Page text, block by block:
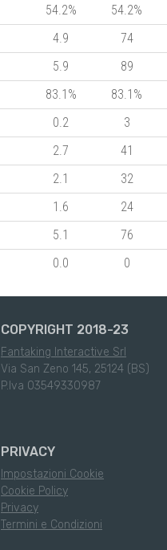
54.2%
54.2%
4.9
74
5.9
89
83.1%
83.1%
0.2
3
2.7
41
2.1
32
1.6
24
5.1
76
0.0 0
COPYRIGHT 2018-23
Fantaking Interactive Srl
Via San Zeno 145, 25124 (BS)
P.Iva 03549330987
PRIVACY
Impostazioni Cookie
Cookie Policy
Privacy
Termini e Condizioni